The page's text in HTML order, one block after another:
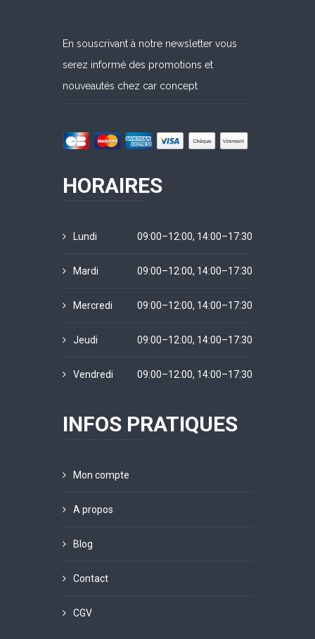
En souscrivant à notre newsletter vous
serez informé des promotions et
nouveautés chez car concept
HORAIRES
Lundi 09:00–12:00, 14:00–17:30
Mardi 09:00–12:00, 14:00–17:30
Mercredi 09:00–12:00, 14:00–17:30
Jeudi 09:00–12:00, 14:00–17:30
Vendredi 09:00–12:00, 14:00–17:30
INFOS PRATIQUES
Mon compte
A propos
Blog
Contact
CGV